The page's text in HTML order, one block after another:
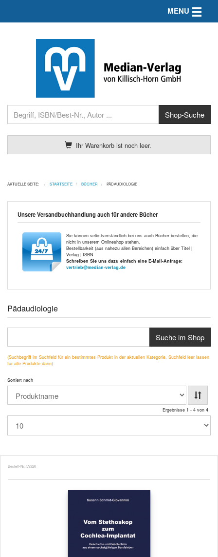
Ihr Warenkorb ist noch leer.
MENU Toggle
AKTUELLE SEITE: STARTSEITE BÜCHER PÄDAUDIOLOGIE
Unsere Versandbuchhandlung auch für andere Bücher
Sie können selbstverständlich bei uns auch Bücher bestellen, die
nicht in unserem Onlineshop stehen.
Bestellbarkeit (aus nahezu allen Bereichen) einfach über Titel |
Verlag | ISBN
Schreiben Sie uns dazu einfach eine E-Mail-Anfrage:
vertrieb@median-verlag.de
Pädaudiologie
Suche im Shop
(Suchbegriff im Suchfeld für ein bestimmtes Produkt in der aktuellen Kategorie, Suchfeld leer lassen
für alle Produkte darin)
Sortiert nach
Ergebnisse 1 - 4 von 4
Bestell-Nr. 59320